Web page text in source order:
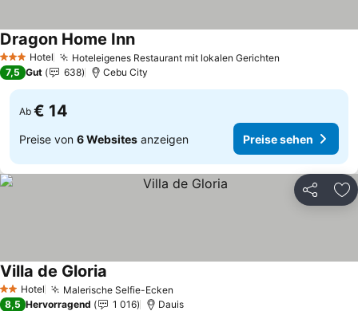
3 SterneHotel Hoteleigenes Restaurant mit lokalen Gerichten
Dragon Home InnPreise sehen
7,5 Gut 638 Cebu City
Ab € 14
Preise von 6 Websites anzeigen Preise sehen
Teilen
2 Sterne
Hotel Malerische Selfie-Ecken
Villa de Gloria
8,5 Hervorragend 1 016 Dauis